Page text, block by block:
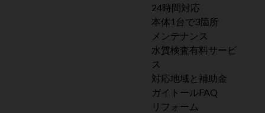
24時間対応
本体1台で3箇所
メンテナンス
水質検査有料サービ
ス
対応地域と補助金
ガイトールFAQ
リフォーム